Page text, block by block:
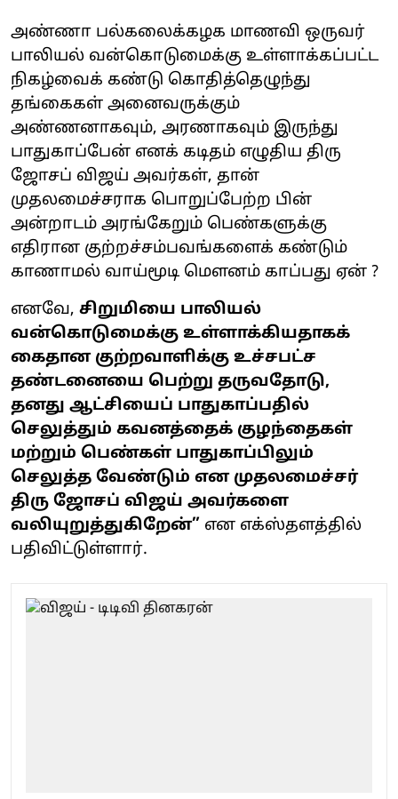
அண்ணா பல்கலைக்கழக மாணவி ஒருவர்
பாலியல் வன்கொடுமைக்கு உள்ளாக்கப்பட்ட
நிகழ்வைக் கண்டு கொதித்தெழுந்து
தங்கைகள் அனைவருக்கும்
அண்ணனாகவும், அரணாகவும் இருந்து
பாதுகாப்பேன் எனக் கடிதம் எழுதிய திரு
ஜோசப் விஜய் அவர்கள், தான்
முதலமைச்சராக பொறுப்பேற்ற பின்
அன்றாடம் அரங்கேறும் பெண்களுக்கு
எதிரான குற்றச்சம்பவங்களைக் கண்டும்
காணாமல் வாய்மூடி மௌனம் காப்பது ஏன் ?
எனவே, சிறுமியை பாலியல்
வன்கொடுமைக்கு உள்ளாக்கியதாகக்
கைதான குற்றவாளிக்கு உச்சபட்ச
தண்டனையை பெற்று தருவதோடு,
தனது ஆட்சியைப் பாதுகாப்பதில்
செலுத்தும் கவனத்தைக் குழந்தைகள்
மற்றும் பெண்கள் பாதுகாப்பிலும்
செலுத்த வேண்டும் என முதலமைச்சர்
திரு ஜோசப் விஜய் அவர்களை
வலியுறுத்துகிறேன்” என எக்ஸ்தளத்தில்
பதிவிட்டுள்ளார்.